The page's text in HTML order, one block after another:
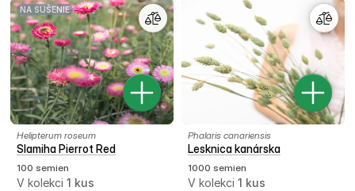
NA SUŠENIE
Helipterum roseum
Slamiha Pierrot Red
100 semien
V kolekci 1 kus
Phalaris canariensis
Lesknica kanárska
1000 semien
V kolekci 1 kus